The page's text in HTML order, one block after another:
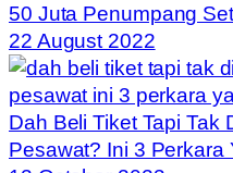
50 Juta Penumpang
22 August 2022
Dah Beli Tiket Tapi Tak
Pesawat? Ini 3